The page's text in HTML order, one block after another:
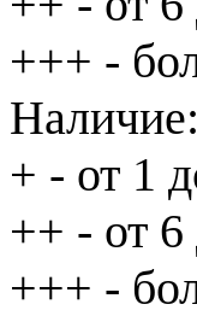
+++ -
Наличие:
+ - от 1
++ - от 6
+++ -